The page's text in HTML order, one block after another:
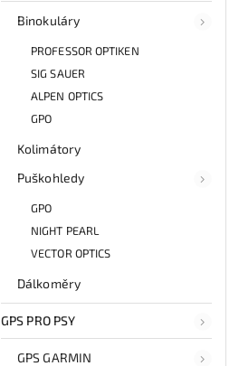
Binokuláry
PROFESSOR OPTIKEN
SIG SAUER
ALPEN OPTICS
GPO
Kolimátory
Puškohledy
GPO
NIGHT PEARL
VECTOR OPTICS
Dálkoměry
GPS PRO PSY
GPS GARMIN